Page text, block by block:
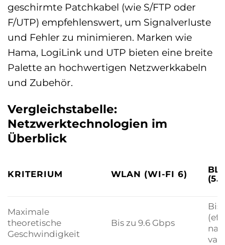
geschirmte Patchkabel (wie S/FTP oder
F/UTP) empfehlenswert, um Signalverluste
und Fehler zu minimieren. Marken wie
Hama, LogiLink und UTP bieten eine breite
Palette an hochwertigen Netzwerkkabeln
und Zubehör.
Vergleichstabelle:
Netzwerktechnologien im
Überblick
KRITERIUM WLAN (WI-FI 6)
Maximale
theoretische
Geschwindigkeit
Bis zu 9.6 Gbps
Bis